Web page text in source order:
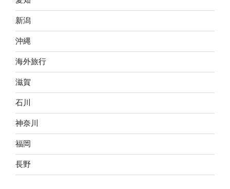
新潟
沖縄
海外旅行
滋賀
石川
神奈川
福岡
長野